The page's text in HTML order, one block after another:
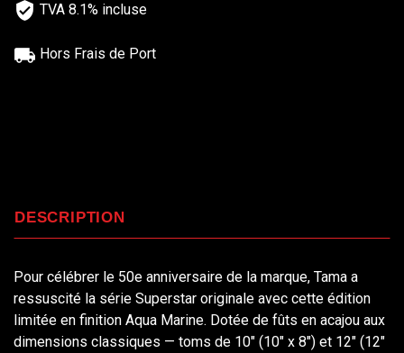
TVA 8.1% incluse
Hors Frais de Port
DESCRIPTION
Pour célébrer le 50e anniversaire de la marque, Tama a
ressuscité la série Superstar originale avec cette édition
limitée en finition Aqua Marine. Dotée de fûts en acajou aux
dimensions classiques — toms de 10" (10" x 8") et 12" (12"